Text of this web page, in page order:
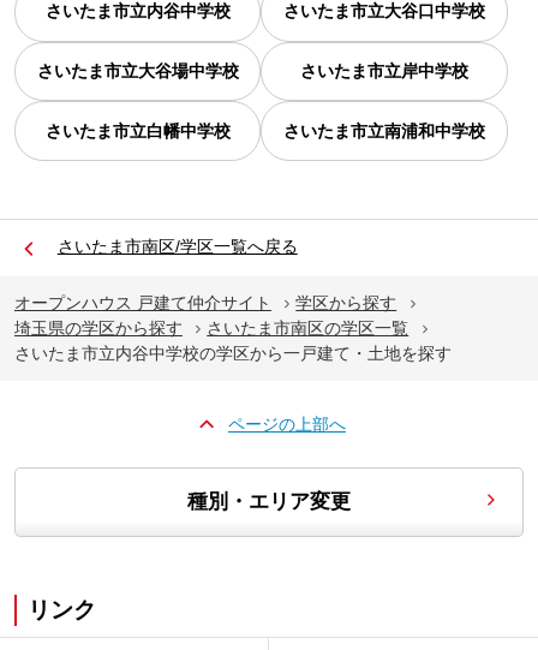
さいたま市立内谷中学校 さいたま市立大谷口中学校
さいたま市立大谷場中学校 さいたま市立岸中学校
さいたま市立白幡中学校 さいたま市立南浦和中学校
さいたま市南区/学区一覧へ戻る
オープンハウス 戸建て仲介サイト
学区から探す
埼玉県の学区から探す
さいたま市南区の学区一覧
さいたま市立内谷中学校の学区から一戸建て・土地を探す
ページの上部へ
種別・エリア変更
リンク